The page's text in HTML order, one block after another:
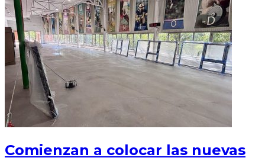
Comienzan a colocar las nuevas